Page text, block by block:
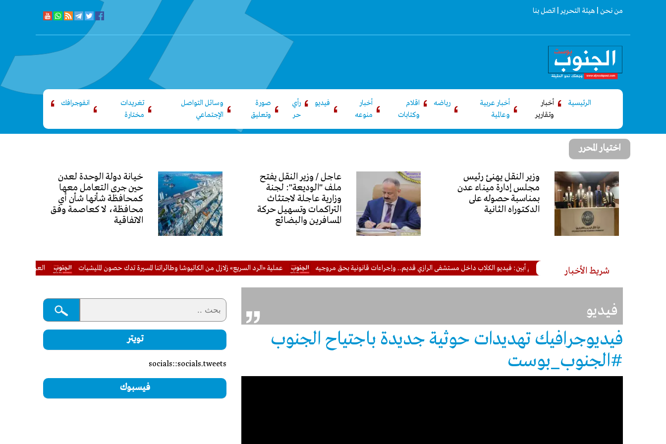
من نحن | هيئة التحرير | اتصل بنا
الرئيسية
أخبار
وتقارير
أخبار عربية
وعالمية
رياضه
اقلام
وكتابات
أخبار
منوعه
فيديو
رأي
حر
صورة
وتعليق
وسائل التواصل
الإجتماعي
تغريدات
مختارة
انفوجرافك
اختيار المحرر
وزير النقل يهنئ رئيس
مجلس إدارة ميناء عدن
بمناسبة حصوله على
الدكتوراه الثانية
عاجل / وزير النقل يفتح
ملف "الوديعة": لجنة
وزارية عاجلة لاجتثاث
التراكمات وتسهيل حركة
المسافرين والبضائع
خيانة دولة الوحدة لعدن
حين جرى التعامل معها
كمحافظة شأنها شأن أي
محافظة، لا كعاصمة وفق
الاتفاقية
شريط الأخبارمكتب إعلام أبين: فيديو الكلاب داخل مستشفى الرازي قديم.. وإجراءات قانونية بحق مروجيه عملية «الرد السريع» زلازل من الكاتيوشا وطائراتنا المسيرة تدك حصون المليشيات العراق يعلن
فيديو
فيديوجرافيك تهديدات حوثية جديدة باجتياح الجنوب
#الجنوب_بوست
تويتر
socials::socials.tweets
فيسبوك